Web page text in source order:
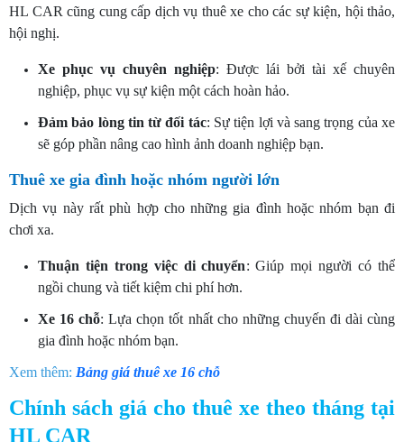
HL CAR cũng cung cấp dịch vụ thuê xe cho các sự kiện, hội thảo,
hội nghị.
Xe phục vụ chuyên nghiệp: Được lái bởi tài xế chuyên
nghiệp, phục vụ sự kiện một cách hoàn hảo.
Đảm bảo lòng tin từ đối tác: Sự tiện lợi và sang trọng của xe
sẽ góp phần nâng cao hình ảnh doanh nghiệp bạn.
Thuê xe gia đình hoặc nhóm người lớn
Dịch vụ này rất phù hợp cho những gia đình hoặc nhóm bạn đi
chơi xa.
Thuận tiện trong việc di chuyển: Giúp mọi người có thể
ngồi chung và tiết kiệm chi phí hơn.
Xe 16 chỗ: Lựa chọn tốt nhất cho những chuyến đi dài cùng
gia đình hoặc nhóm bạn.
Xem thêm: Bảng giá thuê xe 16 chỗ
Chính sách giá cho thuê xe theo tháng tại
HL CAR